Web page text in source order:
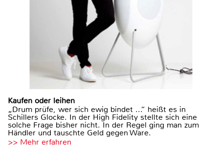
Kaufen oder leihen
„Drum prüfe, wer sich ewig bindet ...“ heißt es in
Schillers Glocke. In der High Fidelity stellte sich eine
solche Frage bisher nicht. In der Regel ging man zum
Händler und tauschte Geld gegen Ware.
>> Mehr erfahren